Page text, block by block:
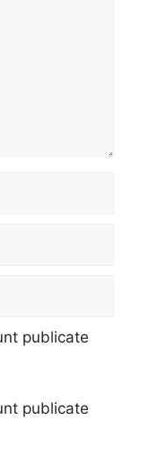
publicate
publicate